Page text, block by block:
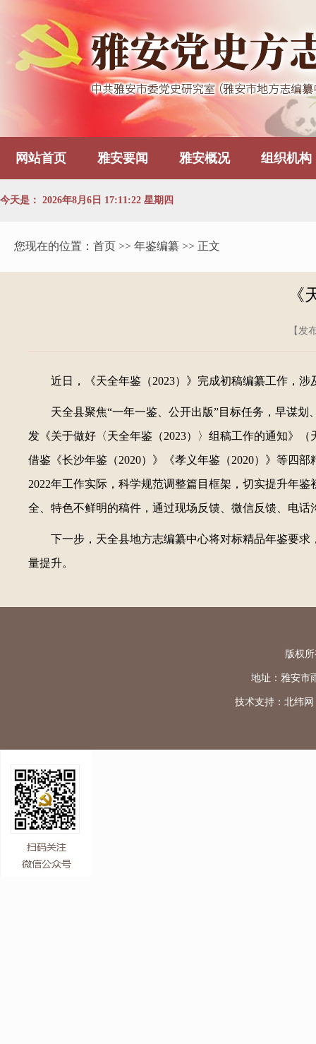
网站首页 雅安要闻 雅安概况 组织机构
今天是： 2026年8月6日 17:11:23 星期四
您现在的位置： 首页 >> 年鉴编纂 >> 正文
【发
近日，《天全年鉴（2023）》完成初稿编纂工作，
天全县聚焦“一年一鉴、公开出版”目标任务，早谋
发《关于做好〈天全年鉴（2023）〉组稿工作的通知》
借鉴《长沙年鉴（2020）》《孝义年鉴（2020）》等四
2022年工作实际，科学规范调整篇目框架，切实提升年
全、特色不鲜明的稿件，通过现场反馈、微信反馈、电
下一步，天全县地方志编纂中心将对标精品年鉴要
量提升。
版权
地址：雅安市
技术支持： 北纬网